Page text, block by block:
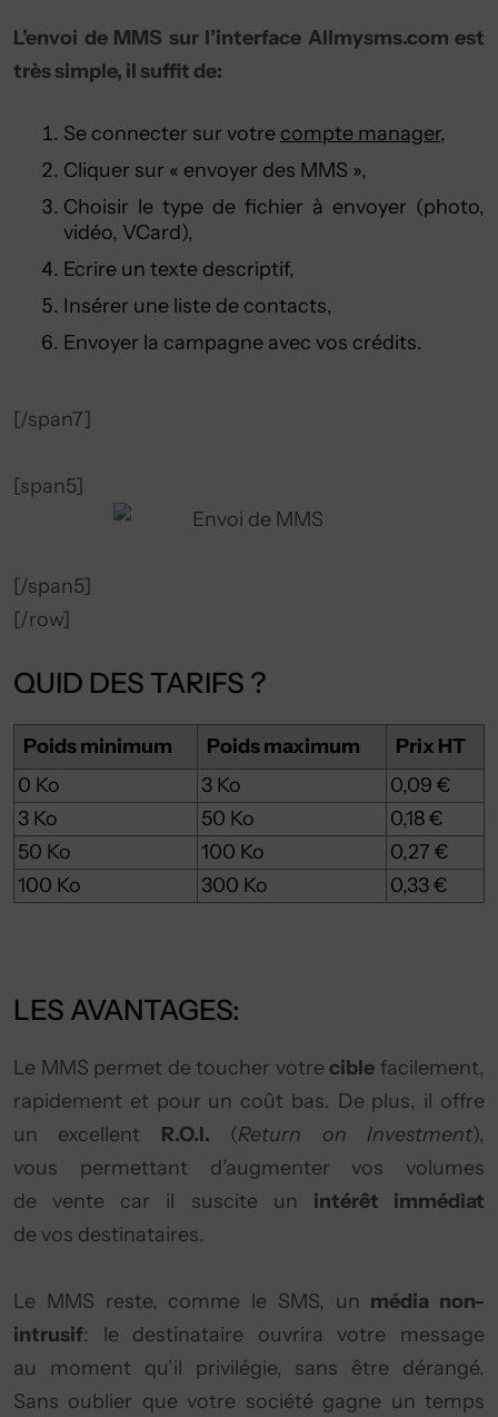
L’envoi de MMS sur l’interface Allmysms.com est
très simple, il suffit de:
Se connecter sur votre compte manager,
Cliquer sur « envoyer des MMS »,
Choisir le type de fichier à envoyer (photo,
vidéo, VCard),
Ecrire un texte descriptif,
Insérer une liste de contacts,
Envoyer la campagne avec vos crédits.
[/span7]
[span5]
[/span5]
[/row]
QUID DES TARIFS ?
Poids minimum Poids maximum
Prix HT
0 Ko
3 Ko
0,09 €
3 Ko
50 Ko
0,18 €
50 Ko
100 Ko
0,27 €
100 Ko
300 Ko 0,33 €
LES AVANTAGES:
Le MMS permet de toucher votrecible facilement,
rapidement et pour un coût bas. De plus, il offre
un excellent R.O.I. (Return on Investment),
vous permettant d’augmenter vos volumes
de vente car il suscite un intérêt immédiat
de vos destinataires.
Le MMS reste, comme le SMS, un média non-
intrusif: le destinataire ouvrira votre message
au moment qu’il privilégie, sans être dérangé.
Sans oublier que votre société gagne un temps